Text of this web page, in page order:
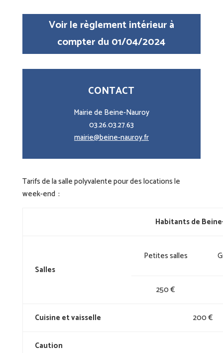
Voir le règlement intérieur à
compter du 01/04/2024
CONTACT
Mairie de Beine-Nauroy
03.26.03.27.63
mairie@beine-nauroy.fr
Tarifs de la salle polyvalente pour des locations le
week-end :
Habitants de
Salles
Petites salles
250 €
Cuisine et vaisselle 200 €
Caution